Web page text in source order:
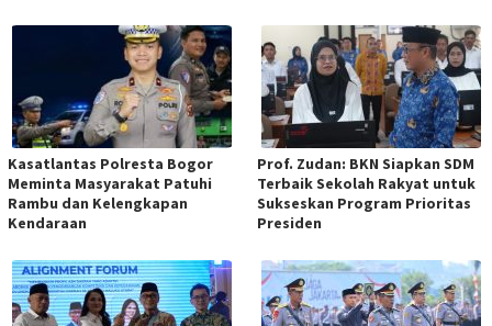
Kasatlantas Polresta Bogor
Meminta Masyarakat Patuhi
Rambu dan Kelengkapan
Kendaraan
Prof. Zudan: BKN Siapkan SDM
Terbaik Sekolah Rakyat untuk
Sukseskan Program Prioritas
Presiden